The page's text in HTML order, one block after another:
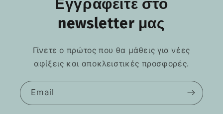
Εγγραφείτε στο
newsletter μας
Γίνετε ο πρώτος που θα μάθεις για νέες
αφίξεις και αποκλειστικές προσφορές.
Email